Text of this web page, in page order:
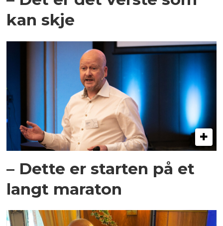
kan skje
– Dette er starten på et
langt maraton